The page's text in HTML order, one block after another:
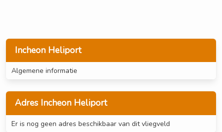
Incheon Heliport
Algemene informatie
Adres Incheon Heliport
Er is nog geen adres beschikbaar van dit vliegveld